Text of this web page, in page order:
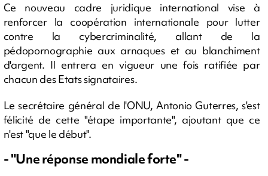
Ce nouveau cadre juridique international vise à
renforcer la coopération internationale pour lutter
contre la cybercriminalité, allant de la
pédopornographie aux arnaques et au blanchiment
d'argent. Il entrera en vigueur une fois ratifiée par
chacun des Etats signataires.
Le secrétaire général de l'ONU, Antonio Guterres, s'est
félicité de cette "étape importante", ajoutant que ce
n'est "que le début".
- "Une réponse mondiale forte" -